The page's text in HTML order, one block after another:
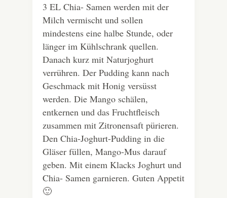
3 EL Chia- Samen werden mit der
Milch vermischt und sollen
mindestens eine halbe Stunde, oder
länger im Kühlschrank quellen.
Danach kurz mit Naturjoghurt
verrühren. Der Pudding kann nach
Geschmack mit Honig versüsst
werden. Die Mango schälen,
entkernen und das Fruchtfleisch
zusammen mit Zitronensaft pürieren.
Den Chia-Joghurt-Pudding in die
Gläser füllen, Mango-Mus darauf
geben. Mit einem Klacks Joghurt und
Chia- Samen garnieren. Guten Appetit
🙂